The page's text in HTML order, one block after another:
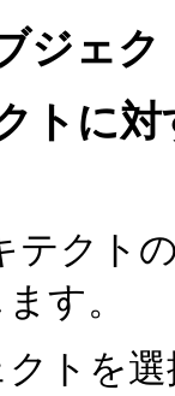
ジェ
トに
テクト
す。
トを